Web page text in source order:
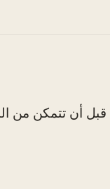
قبل أن تتمكن من